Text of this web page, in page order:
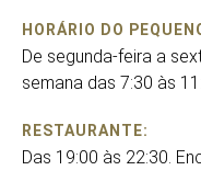
HORÁRIO DO
De segunda-feira a
semana das 7:30 às
RESTAURANTE:
Das 19:00 às 22:30.